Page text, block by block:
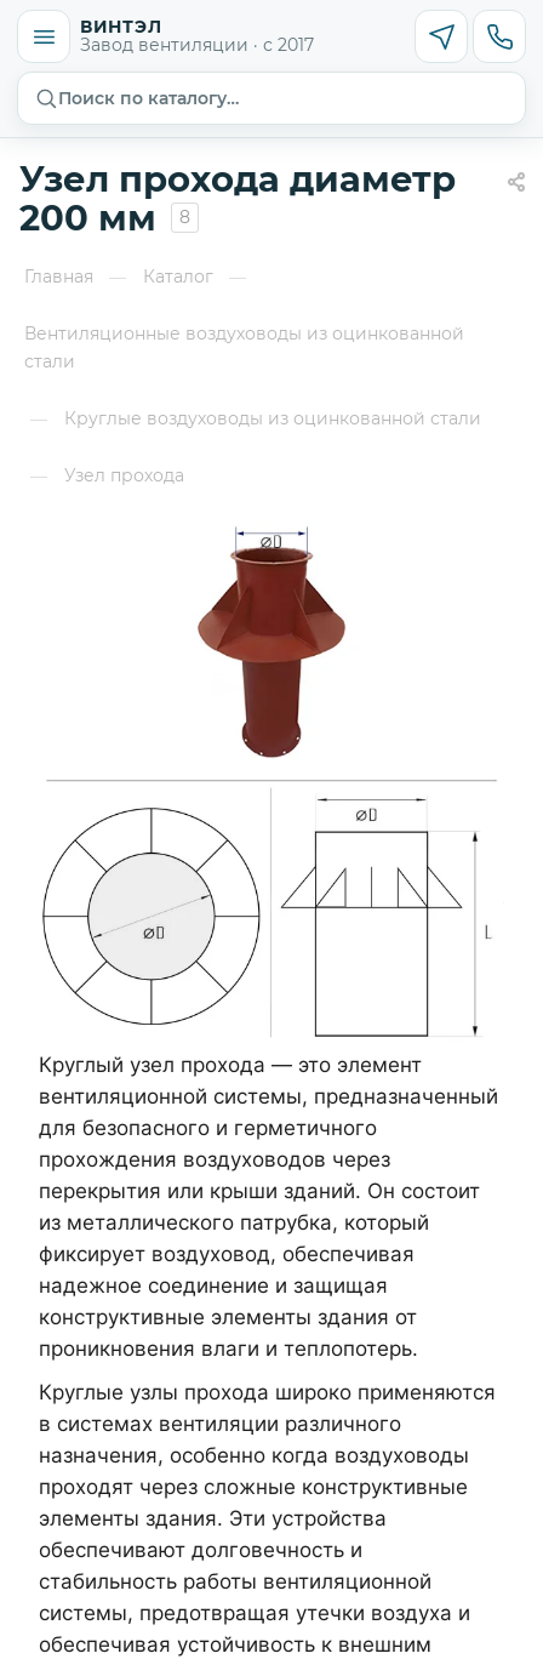
ВИНТЭЛ
Завод вентиляции · с 2017
Поиск по каталогу…
Узел прохода диаметр
200 мм
8
Главная — Каталог —
Вентиляционные воздуховоды из оцинкованной
стали
— Круглые воздуховоды из оцинкованной стали
— Узел прохода
Круглый узел прохода — это элемент
вентиляционной системы, предназначенный
для безопасного и герметичного
прохождения воздуховодов через
перекрытия или крыши зданий. Он состоит
из металлического патрубка, который
фиксирует воздуховод, обеспечивая
надежное соединение и защищая
конструктивные элементы здания от
проникновения влаги и теплопотерь.
Круглые узлы прохода широко применяются
в системах вентиляции различного
назначения, особенно когда воздуховоды
проходят через сложные конструктивные
элементы здания. Эти устройства
обеспечивают долговечность и
стабильность работы вентиляционной
системы, предотвращая утечки воздуха и
обеспечивая устойчивость к внешним